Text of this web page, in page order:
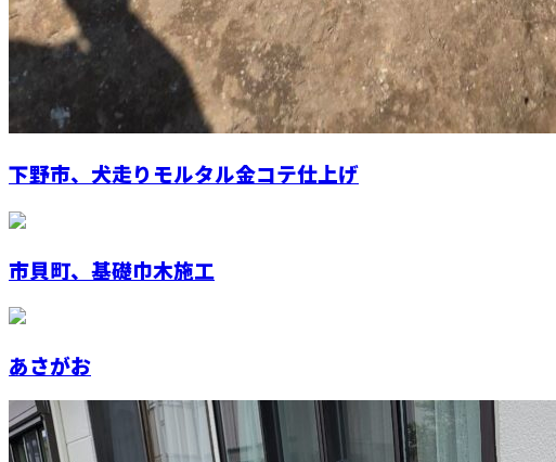
下野市、犬走りモルタル金コテ仕上げ
市貝町、基礎巾木施工
あさがお